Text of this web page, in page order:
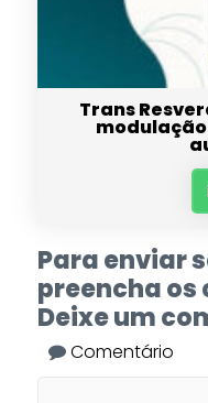
Trans
Para enviar
preencha
Deixe um
Comentário